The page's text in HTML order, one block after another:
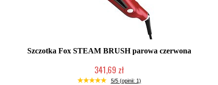
Szczotka Fox STEAM BRUSH parowa czerwona
341,69 zł
Produkt wycofany
5/5 (opinii: 1)